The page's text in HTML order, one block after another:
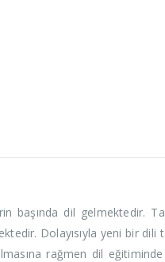
başında dil gelmektedir.
Dolayısıyla yeni bir
rağmen dil